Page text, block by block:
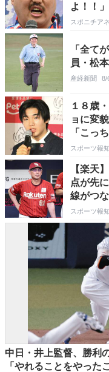
よ！！」
スポニチア
「全て
員・松
産経新聞 8/
１８歳
ョに変
「こっ
スポーツ報知
【楽天
点が先
線がつ
スポーツ報知
中日・井上監督、勝利
「やれることをやった